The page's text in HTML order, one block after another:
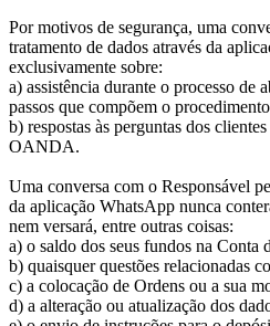
Por motivos de segurança, uma
tratamento de dados através da
exclusivamente sobre:
a) assistência durante o processo de
passos que compõem o
b) respostas às perguntas dos
OANDA.
Uma conversa com o Responsável
da aplicação WhatsApp nunca
nem versará, entre outras coisas:
a) o saldo dos seus fundos na Conta
b) quaisquer questões relacionadas
c) a colocação de Ordens ou a sua
d) a alteração ou atualização dos